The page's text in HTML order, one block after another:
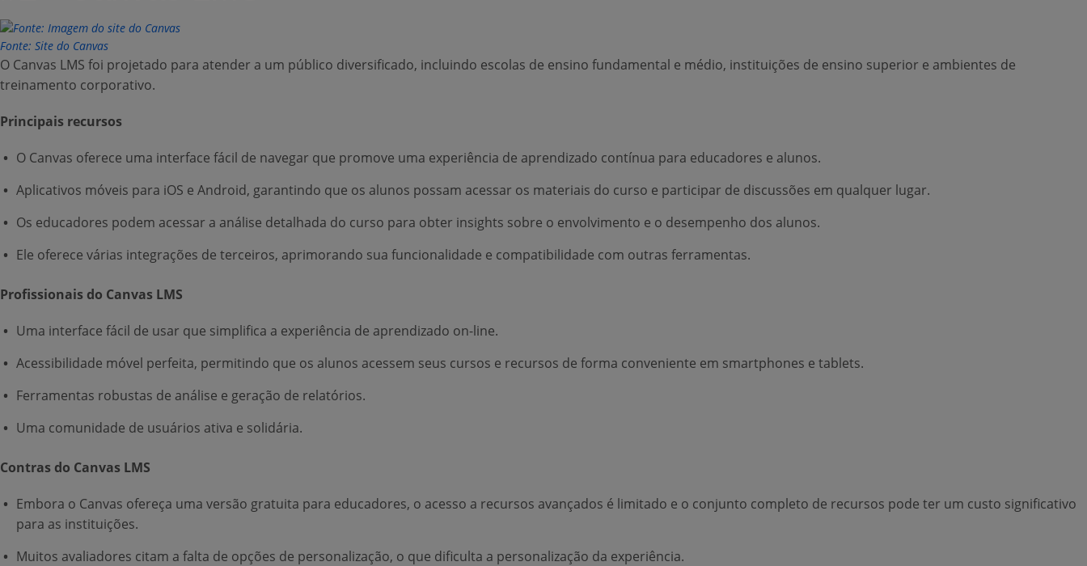
Fonte: Site do Canvas
O Canvas LMS foi projetado para atender a um público diversificado, incluindo escolas de ensino fundamental e médio, instituições de ensino superior e ambientes de
treinamento corporativo.
Principais recursos
O Canvas oferece uma interface fácil de navegar que promove uma experiência de aprendizado contínua para educadores e alunos.
Aplicativos móveis para iOS e Android, garantindo que os alunos possam acessar os materiais do curso e participar de discussões em qualquer lugar.
Os educadores podem acessar a análise detalhada do curso para obter insights sobre o envolvimento e o desempenho dos alunos.
Ele oferece várias integrações de terceiros, aprimorando sua funcionalidade e compatibilidade com outras ferramentas.
Profissionais do Canvas LMS
Uma interface fácil de usar que simplifica a experiência de aprendizado on-line.
Acessibilidade móvel perfeita, permitindo que os alunos acessem seus cursos e recursos de forma conveniente em smartphones e tablets.
Ferramentas robustas de análise e geração de relatórios.
Uma comunidade de usuários ativa e solidária.
Contras do Canvas LMS
Embora o Canvas ofereça uma versão gratuita para educadores, o acesso a recursos avançados é limitado e o conjunto completo de recursos pode ter um custo significativo
para as instituições.
Muitos avaliadores citam a falta de opções de personalização, o que dificulta a personalização da experiência.